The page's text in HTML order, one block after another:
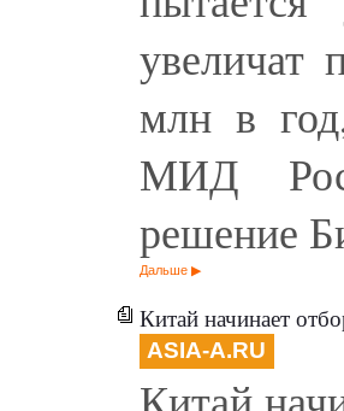
увеличат
млн в
МИД
решение
Дальше
Китай начинает
ASIA-A.RU